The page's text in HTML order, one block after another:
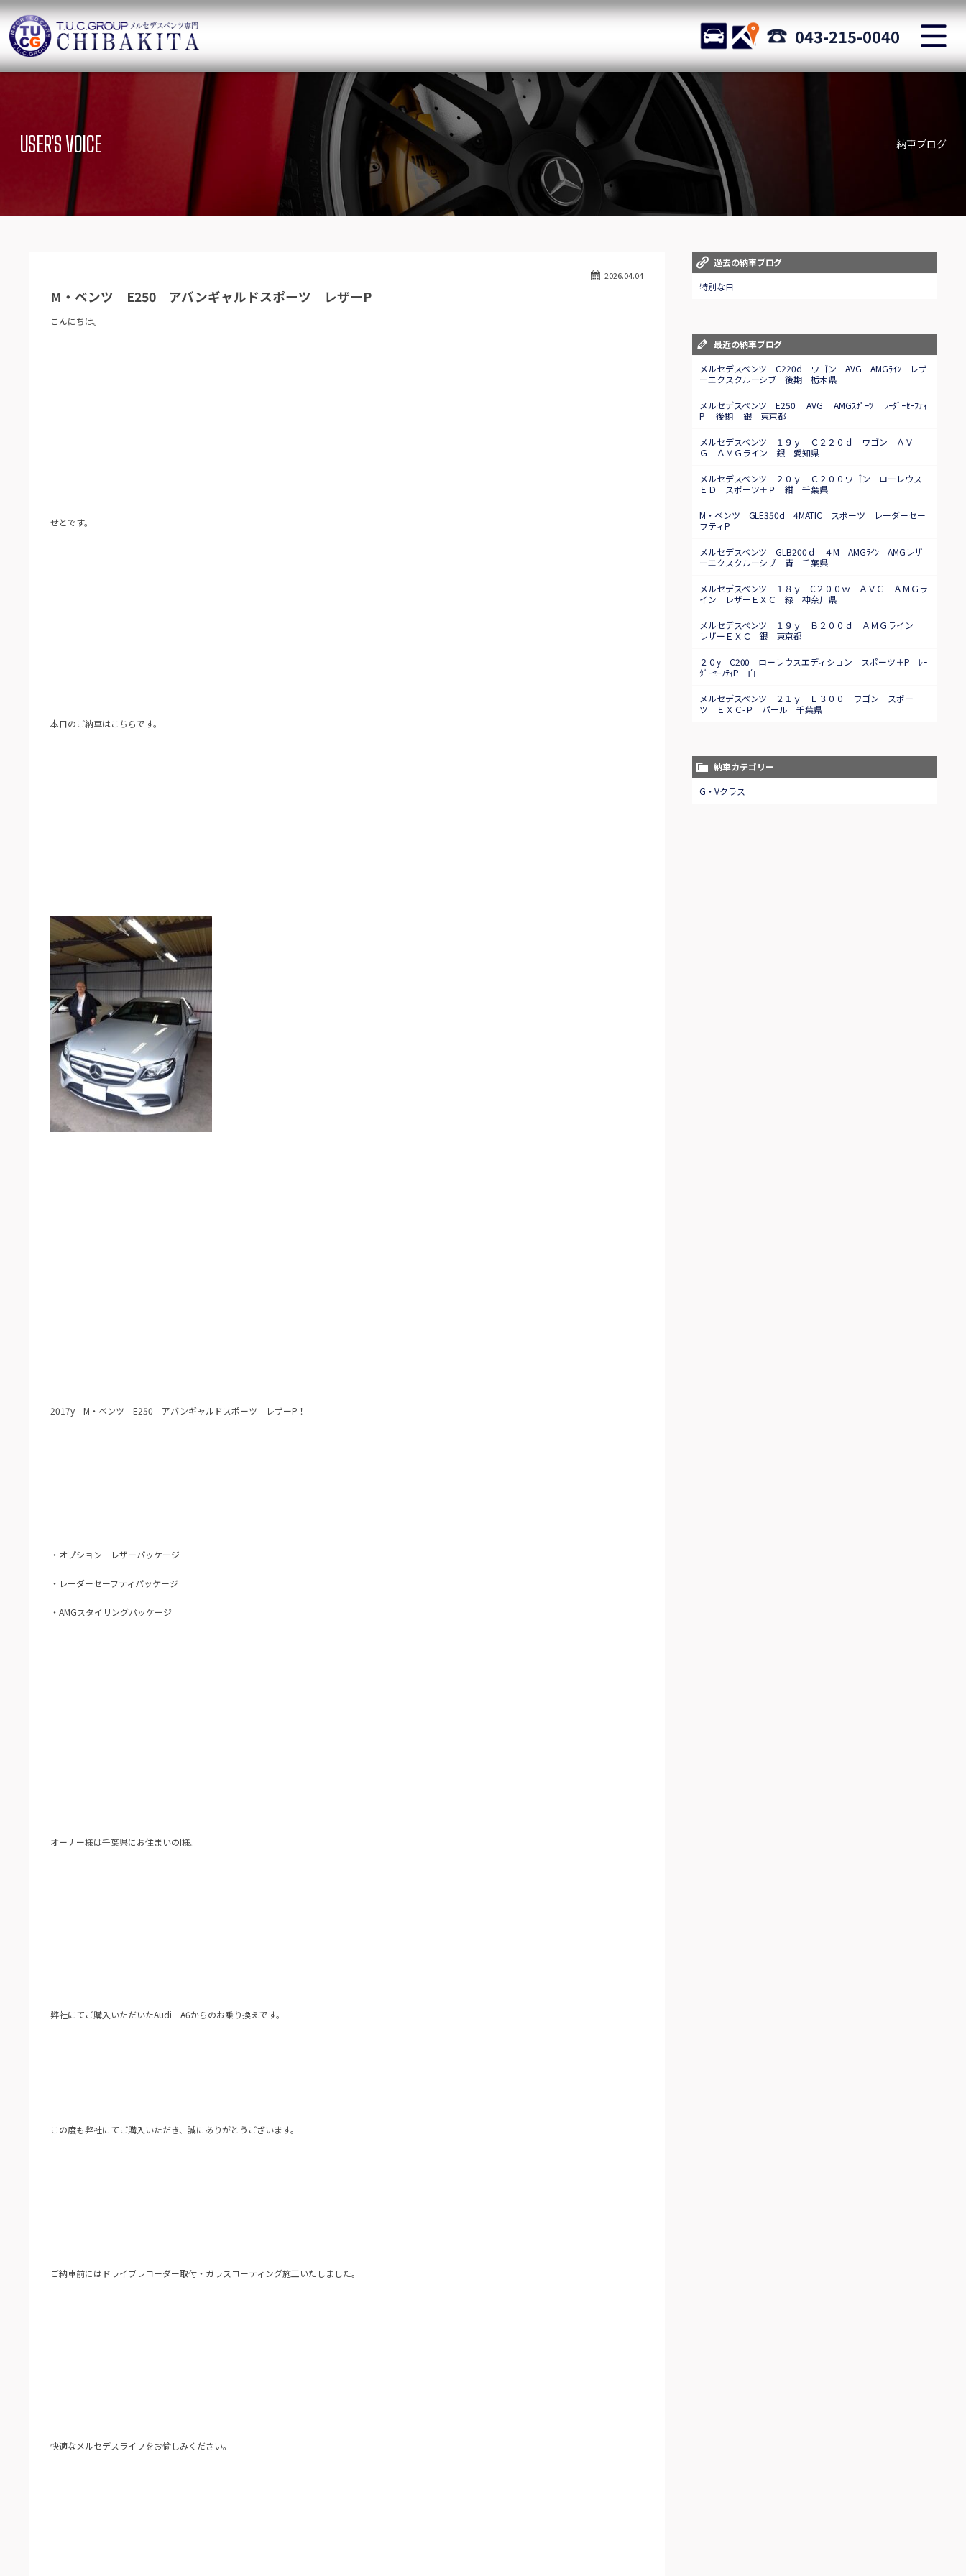
TUCグループ メルセデスベンツ専門 千葉北インター店
STOCK ACCESS 043-215-0040
ニュース 在庫リスト
SUV Stock list
目玉車両一覧
Features Stock list
保証＆サービス アクセスマップ
Delivery service
特別作業について
Special service
オーダーサービス 買取無料査定
スタッフblog
Staff blog
会社概要
USER'S VOICE 納車ブログ
2026.04.04
M・ベンツ E250 アバンギャルドスポーツ レザーP
こんにちは。
せとです。
本日のご納車はこちらです。
2017y M・ベンツ E250 アバンギャルドスポーツ レザーP！
・オプション レザーパッケージ
・レーダーセーフティパッケージ
・AMGスタイリングパッケージ
オーナー様は千葉県にお住まいのI様。
弊社にてご購入いただいたAudi A6からのお乗り換えです。
この度も弊社にてご購入いただき、誠にありがとうございます。
ご納車前にはドライブレコーダー取付・ガラスコーティング施工いたしました。
快適なメルセデスライフをお愉しみください。
過去の納車ブログ
特別な日
最近の納車ブログ
メルセデスベンツ C220d ワゴン AVG AMGﾗｲﾝ レザ
ーエクスクルーシブ 後期 栃木県
メルセデスベンツ E250 AVG AMGｽﾎﾟｰﾂ ﾚｰﾀﾞｰｾｰﾌﾃｨ
P 後期 銀 東京都
メルセデスベンツ １９ｙ Ｃ２２０ｄ ワゴン ＡＶ
Ｇ ＡＭＧライン 銀 愛知県
メルセデスベンツ ２０ｙ Ｃ２００ワゴン ローレウス
ＥＤ スポーツ＋Ｐ 紺 千葉県
M・ベンツ GLE350d 4MATIC スポーツ レーダーセー
フティP
メルセデスベンツ GLB200ｄ ４M AMGﾗｲﾝ AMGレザ
ーエクスクルーシブ 青 千葉県
メルセデスベンツ １８ｙ C２００ｗ ＡＶＧ ＡＭＧラ
イン レザーＥＸＣ 緑 神奈川県
メルセデスベンツ １９ｙ Ｂ２００ｄ ＡＭＧライン
レザーＥＸＣ 銀 東京都
２０y C200 ローレウスエディション スポーツ＋P ﾚｰ
ﾀﾞｰｾｰﾌﾃｨP 白
メルセデスベンツ ２１ｙ Ｅ３００ ワゴン スポー
ツ ＥＸＣ-Ｐ パール 千葉県
納車カテゴリー
G・Vクラス